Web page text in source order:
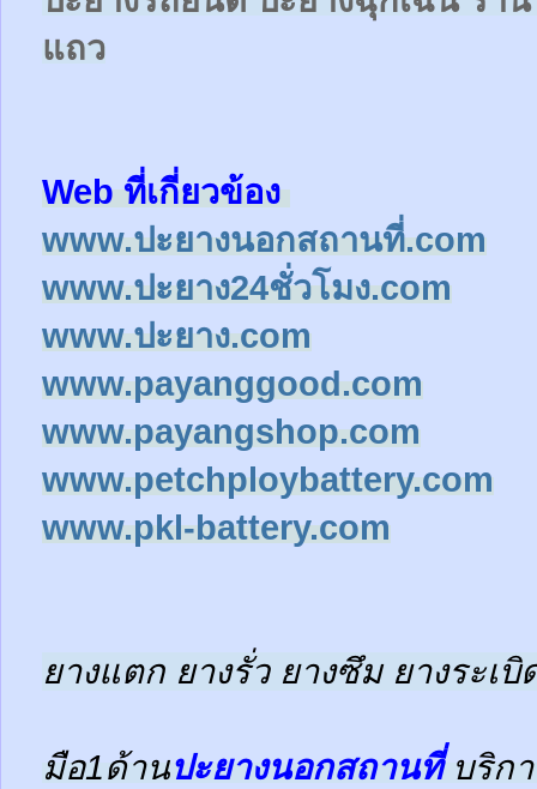
แถว
Web ที่เกี่ยวข้อง
www.ปะยางนอกสถานที่.com
www.ปะยาง24ชั่วโมง.com
www.ปะยาง.com
www.payanggood.com
www.payangshop.com
www.petchploybattery.com
www.pkl-battery.com
ยางแตก ยางรั่ว ยางซึม ยางระเบิ
มือ1ด้านปะยางนอกสถานที่ บริก